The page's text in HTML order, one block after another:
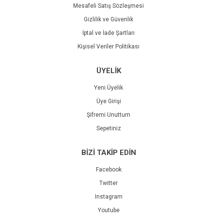
Mesafeli Satış Sözleşmesi
Gizlilik ve Güvenlik
İptal ve İade Şartları
Kişisel Veriler Politikası
ÜYELİK
Yeni Üyelik
Üye Girişi
Şifremi Unuttum
Sepetiniz
BİZİ TAKİP EDİN
Facebook
Twitter
Instagram
Youtube